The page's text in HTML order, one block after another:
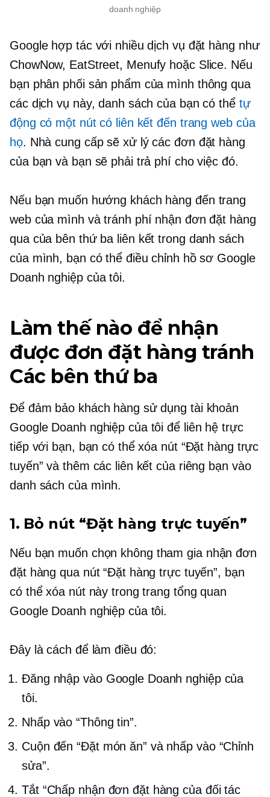
doanh nghiệp
Google hợp tác với nhiều dịch vụ đặt hàng như
ChowNow, EatStreet, Menufy hoặc Slice. Nếu
bạn phân phối sản phẩm của mình thông qua
các dịch vụ này, danh sách của bạn có thể tự
động có một nút có liên kết đến trang web của
họ. Nhà cung cấp sẽ xử lý các đơn đặt hàng
của bạn và bạn sẽ phải trả phí cho việc đó.
Nếu bạn muốn hướng khách hàng đến trang
web của mình và tránh phí nhận đơn đặt hàng
qua của bên thứ ba liên kết trong danh sách
của mình, bạn có thể điều chỉnh hồ sơ Google
Doanh nghiệp của tôi.
Làm thế nào để nhận
được đơn đặt hàng tránh
Các bên thứ ba
Để đảm bảo khách hàng sử dụng tài khoản
Google Doanh nghiệp của tôi để liên hệ trực
tiếp với bạn, bạn có thể xóa nút “Đặt hàng trực
tuyến” và thêm các liên kết của riêng bạn vào
danh sách của mình.
1. Bỏ nút “Đặt hàng trực tuyến”
Nếu bạn muốn chọn không tham gianhận đơn
đặt hàng qua nút “Đặt hàng trực tuyến”, bạn
có thể xóa nút này trong trang tổng quan
Google Doanh nghiệp của tôi.
Đây là cách để làm điều đó:
Đăng nhập vào Google Doanh nghiệp của
tôi.
Nhấp vào “Thông tin”.
Cuộn đến “Đặt món ăn” và nhấp vào “Chỉnh
sửa”.
Tắt “Chấp nhận đơn đặt hàng của đối tác